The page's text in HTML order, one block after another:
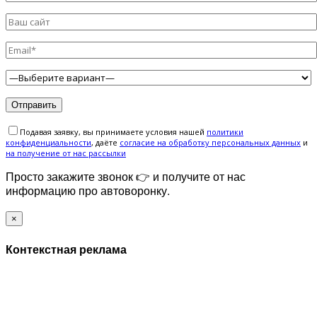
Подавая заявку, вы принимаете условия нашей политики
конфиденциальности, даёте cогласие на обработку персональных данных и
на получение от нас рассылки
Просто закажите звонок 👉 и получите от нас
информацию про автоворонку.
×
Контекстная реклама